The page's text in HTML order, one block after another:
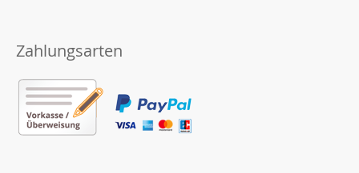
Zahlungsarten